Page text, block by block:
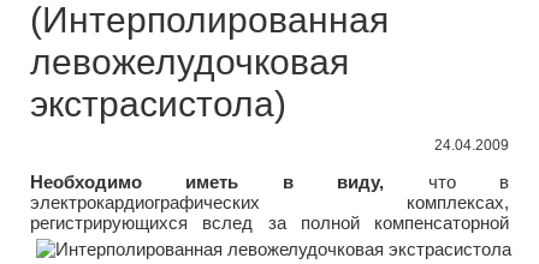
(Интерполированная
левожелудочковая
экстрасистола)
24.04.2009
Необходимо иметь в виду, что в
электрокардиографических комплексах,
регистрирующихся вслед за полной компенсаторной